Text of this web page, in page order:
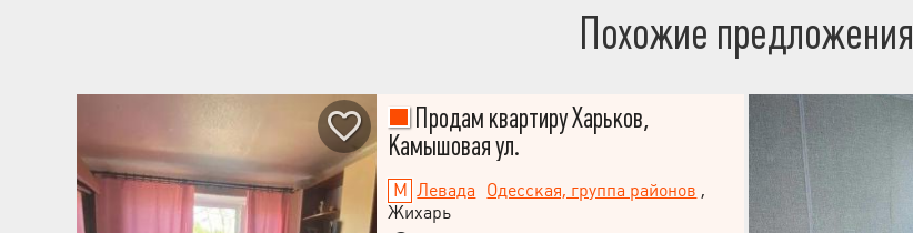
Похожие предложения
Продам квартиру Харьков,
Камышовая ул.
Левада Одесская, группа районов ,
Жихарь